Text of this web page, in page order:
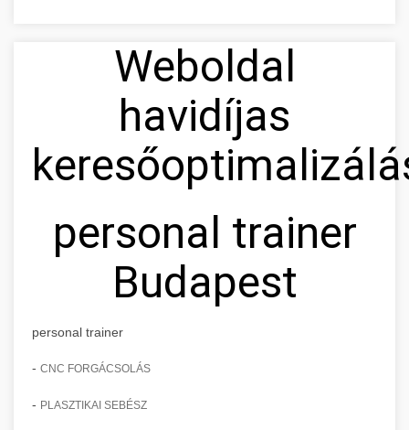
Weboldal
havidíjas
personal trainer
Budapest
personal trainer
- CNC FORGÁCSOLÁS
- PLASZTIKAI SEBÉSZ